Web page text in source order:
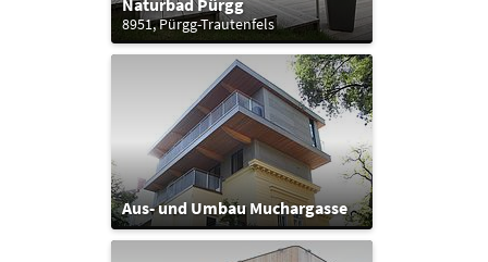
Naturbad Pürgg
8951, Pürgg-Trautenfels
Aus- und Umbau Muchargasse